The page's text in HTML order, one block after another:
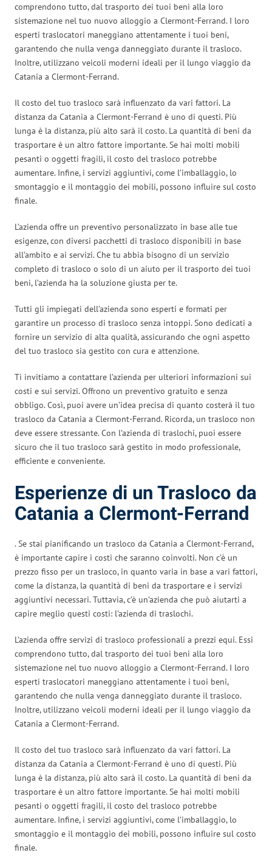
comprendono tutto, dal trasporto dei tuoi beni alla loro
sistemazione nel tuo nuovo alloggio a Clermont-Ferrand. I loro
esperti traslocatori maneggiano attentamente i tuoi beni,
garantendo che nulla venga danneggiato durante il trasloco.
Inoltre, utilizzano veicoli moderni ideali per il lungo viaggio da
Catania a Clermont-Ferrand.
Il costo del tuo trasloco sarà influenzato da vari fattori. La
distanza da Catania a Clermont-Ferrand è uno di questi. Più
lunga è la distanza, più alto sarà il costo. La quantità di beni da
trasportare è un altro fattore importante. Se hai molti mobili
pesanti o oggetti fragili, il costo del trasloco potrebbe
aumentare. Infine, i servizi aggiuntivi, come l’imballaggio, lo
smontaggio e il montaggio dei mobili, possono influire sul costo
finale.
L’azienda offre un preventivo personalizzato in base alle tue
esigenze, con diversi pacchetti di trasloco disponibili in base
all’ambito e ai servizi. Che tu abbia bisogno di un servizio
completo di trasloco o solo di un aiuto per il trasporto dei tuoi
beni, l’azienda ha la soluzione giusta per te.
Tutti gli impiegati dell’azienda sono esperti e formati per
garantire un processo di trasloco senza intoppi. Sono dedicati a
fornire un servizio di alta qualità, assicurando che ogni aspetto
del tuo trasloco sia gestito con cura e attenzione.
Ti invitiamo a contattare l’azienda per ulteriori informazioni sui
costi e sui servizi. Offrono un preventivo gratuito e senza
obbligo. Così, puoi avere un’idea precisa di quanto costerà il tuo
trasloco da Catania a Clermont-Ferrand. Ricorda, un trasloco non
deve essere stressante. Con l’azienda di traslochi, puoi essere
sicuro che il tuo trasloco sarà gestito in modo professionale,
efficiente e conveniente.
Esperienze di un Trasloco da
Catania a Clermont-Ferrand
. Se stai pianificando un trasloco da Catania a Clermont-Ferrand,
è importante capire i costi che saranno coinvolti. Non c’è un
prezzo fisso per un trasloco, in quanto varia in base a vari fattori,
come la distanza, la quantità di beni da trasportare e i servizi
aggiuntivi necessari. Tuttavia, c’è un’azienda che può aiutarti a
capire meglio questi costi: l’azienda di traslochi.
L’azienda offre servizi di trasloco professionali a prezzi equi. Essi
comprendono tutto, dal trasporto dei tuoi beni alla loro
sistemazione nel tuo nuovo alloggio a Clermont-Ferrand. I loro
esperti traslocatori maneggiano attentamente i tuoi beni,
garantendo che nulla venga danneggiato durante il trasloco.
Inoltre, utilizzano veicoli moderni ideali per il lungo viaggio da
Catania a Clermont-Ferrand.
Il costo del tuo trasloco sarà influenzato da vari fattori. La
distanza da Catania a Clermont-Ferrand è uno di questi. Più
lunga è la distanza, più alto sarà il costo. La quantità di beni da
trasportare è un altro fattore importante. Se hai molti mobili
pesanti o oggetti fragili, il costo del trasloco potrebbe
aumentare. Infine, i servizi aggiuntivi, come l’imballaggio, lo
smontaggio e il montaggio dei mobili, possono influire sul costo
finale.